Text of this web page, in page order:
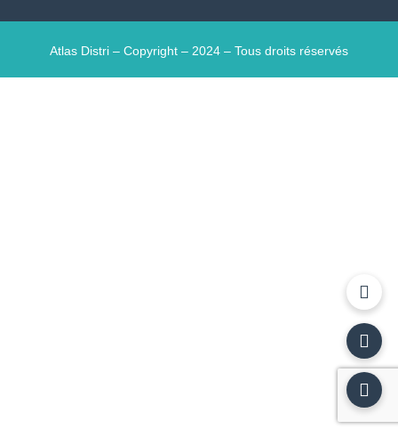
Atlas Distri – Copyright – 2024 – Tous droits réservés